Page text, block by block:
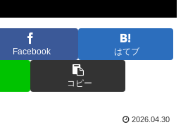
Facebook はてブ
コピー
2026.04.30